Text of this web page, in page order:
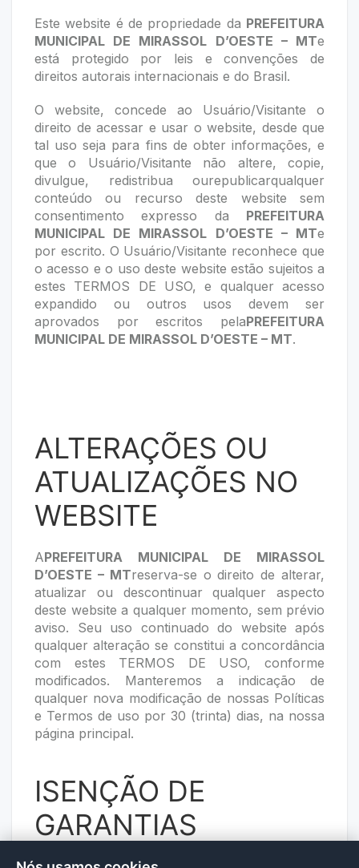
Este website é de propriedade da PREFEITURA
MUNICIPAL DE MIRASSOL D’OESTE – MTe
está protegido por leis e convenções de
direitos autorais internacionais e do Brasil.
O website, concede ao Usuário/Visitante o
direito de acessar e usar o website, desde que
tal uso seja para fins de obter informações, e
que o Usuário/Visitante não altere, copie,
divulgue, redistribua ourepublicarqualquer
conteúdo ou recurso deste website sem
consentimento expresso da PREFEITURA
MUNICIPAL DE MIRASSOL D’OESTE – MTe
por escrito. O Usuário/Visitante reconhece que
o acesso e o uso deste website estão sujeitos a
estes TERMOS DE USO, e qualquer acesso
expandido ou outros usos devem ser
aprovados por escritos pelaPREFEITURA
MUNICIPAL DE MIRASSOL D’OESTE – MT.
ALTERAÇÕES OU
ATUALIZAÇÕES NO
WEBSITE
APREFEITURA MUNICIPAL DE MIRASSOL
D’OESTE – MTreserva-se o direito de alterar,
atualizar ou descontinuar qualquer aspecto
deste website a qualquer momento, sem prévio
aviso. Seu uso continuado do website após
qualquer alteração se constitui a concordância
com estes TERMOS DE USO, conforme
modificados. Manteremos a indicação de
qualquer nova modificação de nossas Políticas
e Termos de uso por 30 (trinta) dias, na nossa
página principal.
ISENÇÃO DE
GARANTIAS